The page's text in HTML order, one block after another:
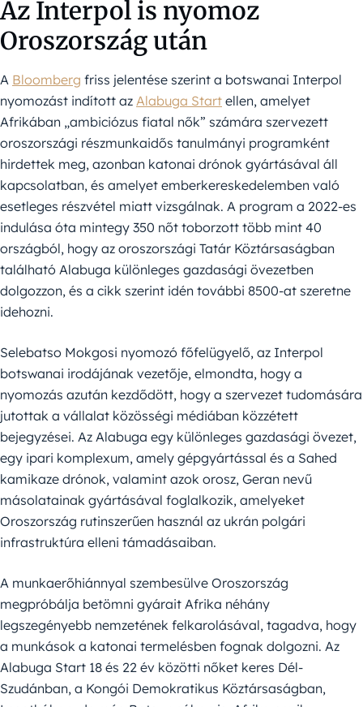
Az Interpol is nyomoz
Oroszország után
A Bloomberg friss jelentése szerint a botswanai Interpol
nyomozást indított az Alabuga Start ellen, amelyet
Afrikában „ambiciózus fiatal nők” számára szervezett
oroszországi részmunkaidős tanulmányi programként
hirdettek meg, azonban katonai drónok gyártásával áll
kapcsolatban, és amelyet emberkereskedelemben való
esetleges részvétel miatt vizsgálnak. A program a 2022-es
indulása óta mintegy 350 nőt toborzott több mint 40
országból, hogy az oroszországi Tatár Köztársaságban
található Alabuga különleges gazdasági övezetben
dolgozzon, és a cikk szerint idén további 8500-at szeretne
idehozni.
Selebatso Mokgosi nyomozó főfelügyelő, az Interpol
botswanai irodájának vezetője, elmondta, hogy a
nyomozás azután kezdődött, hogy a szervezet tudomására
jutottak a vállalat közösségi médiában közzétett
bejegyzései. Az Alabuga egy különleges gazdasági övezet,
egy ipari komplexum, amely gépgyártással és a Sahed
kamikaze drónok, valamint azok orosz, Geran nevű
másolatainak gyártásával foglalkozik, amelyeket
Oroszország rutinszerűen használ az ukrán polgári
infrastruktúra elleni támadásaiban.
A munkaerőhiánnyal szembesülve Oroszország
megpróbálja betömni gyárait Afrika néhány
legszegényebb nemzetének felkarolásával, tagadva, hogy
a munkások a katonai termelésben fognak dolgozni. Az
Alabuga Start 18 és 22 év közötti nőket keres Dél-
Szudánban, a Kongói Demokratikus Köztársaságban,